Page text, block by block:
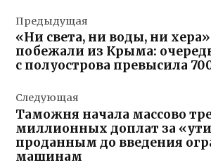
по
записям
Предыдущая
«Ни света, ни воды, ни
побежали из Крыма:
с полуострова превысила
Следующая
Таможня начала массово
миллионных доплат за
проданным до введения
машинам